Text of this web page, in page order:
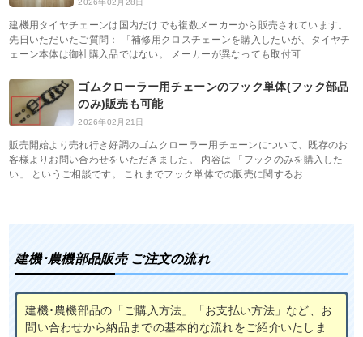
2026年02月28日
建機用タイヤチェーンは国内だけでも複数メーカーから販売されています。
先日いただいたご質問： 「補修用クロスチェーンを購入したいが、タイヤチ
ェーン本体は御社購入品ではない。 メーカーが異なっても取付可
ゴムクローラー用チェーンのフック単体(フック部品
のみ)販売も可能
2026年02月21日
販売開始より売れ行き好調のゴムクローラー用チェーンについて、既存のお
客様よりお問い合わせをいただきました。 内容は 「フックのみを購入した
い」 というご相談です。 これまでフック単体での販売に関するお
建機･農機部品販売 ご注文の流れ
建機･農機部品の「ご購入方法」「お支払い方法」など、お
問い合わせから納品までの基本的な流れをご紹介いたしま